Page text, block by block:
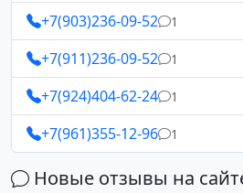
+7(903)236-09-52 1
+7(911)236-09-52 1
+7(924)404-62-24 1
+7(961)355-12-96 1
Новые отзывы на